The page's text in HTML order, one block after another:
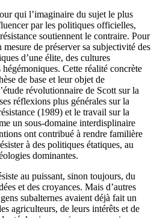
qui l’imaginaire du sujet le plus
par les politiques officielles,
soutiennent le contraire. Pour
de préserver sa subjectivité des
d’une élite, des cultures
Cette réalité concrète
de base et leur objet de
révolutionnaire de Scott sur la
réflexions plus générales sur la
(1989) et le travail sur la
un sous-domaine interdisplinaire
ont contribué à rendre familière
à des politiques étatiques, au
dominantes.
au puissant, sinon toujours, du
et des croyances. Mais d’autres
subalternes avaient déjà fait un
agriculteurs, de leurs intérêts et de